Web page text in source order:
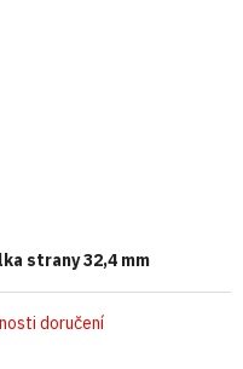
doručení
strany 32,4 mm